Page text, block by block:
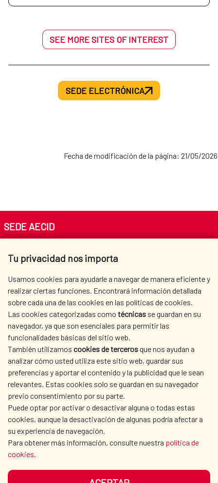
SEE MORE SITES OF INTEREST
SEDE ELECTRÓNICA
Fecha de modificación de la página: 21/05/2026
Tu privacidad nos importa
Usamos cookies para ayudarle a navegar de manera eficiente y
realizar ciertas funciones. Encontrará información detallada
sobre cada una de las cookies en las políticas de cookies.
Las cookies categorizadas como técnicas se guardan en su
navegador, ya que son esenciales para permitir las
funcionalidades básicas del sitio web.
También utilizamos cookies de tercerosque nos ayudan a
analizar cómo usted utiliza este sitio web, guardar sus
preferencias y aportar el contenido y la publicidad que le sean
relevantes. Estas cookies solo se guardan en su navegador
previo consentimiento por su parte.
Puede optar por activar o desactivar alguna o todas estas
cookies, aunque la desactivación de algunas podría afectar a
su experiencia de navegación.
Para obtener más información, consulte nuestra política de
cookies.
SEDE AECID
Tel. +34 900 20 30 54​​​​​​​
AECID
WHERE DO WE COOPERATE?
SPANISH HUMANITARIAN
ACTION
PRESS ROOM
CULTURE AND SCIENCE LIBRARY
OUR SOCIAL MEDIA